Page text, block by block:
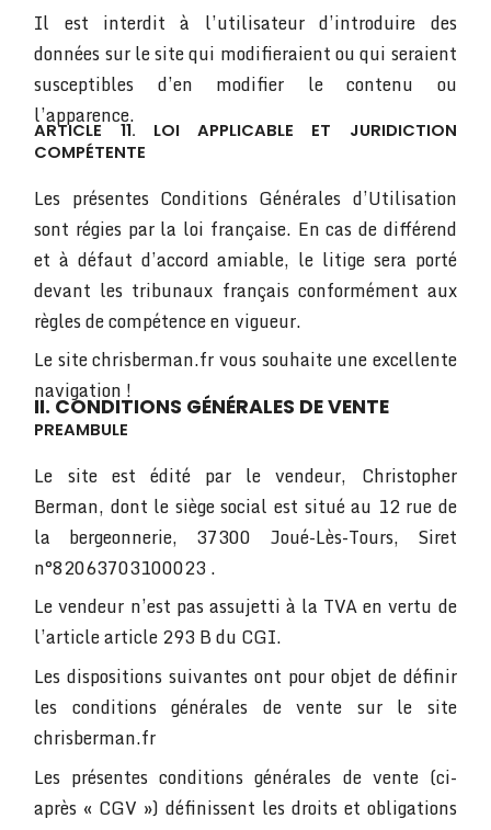
Il est interdit à l’utilisateur d’introduire des
données sur le site qui modifieraient ou qui seraient
susceptibles d’en modifier le contenu ou
l’apparence.
ARTICLE 11. LOI APPLICABLE ET JURIDICTION
COMPÉTENTE
Les présentes Conditions Générales d’Utilisation
sont régies par la loi française. En cas de différend
et à défaut d’accord amiable, le litige sera porté
devant les tribunaux français conformément aux
règles de compétence en vigueur.
Le site chrisberman.fr vous souhaite une excellente
navigation !
II. CONDITIONS GÉNÉRALES DE VENTE
PREAMBULE
Le site est édité par le vendeur, Christopher
Berman, dont le siège social est situé au 12 rue de
la bergeonnerie, 37300 Joué-Lès-Tours, Siret
n°82063703100023 .
Le vendeur n’est pas assujetti à la TVA en vertu de
l’article article 293 B du CGI.
Les dispositions suivantes ont pour objet de définir
les conditions générales de vente sur le site
chrisberman.fr
Les présentes conditions générales de vente (ci-
après « CGV ») définissent les droits et obligations